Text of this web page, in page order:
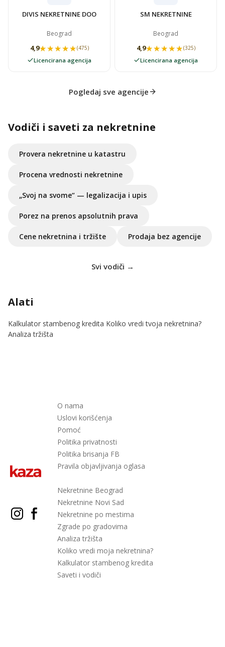
DIVIS NEKRETNINE DOO
Beograd
4,9★★★★★
★★★★★(475)
Licencirana agencija
SM NEKRETNINE
Beograd
4,9★★★★★
★★★★★(325)
Licencirana agencija
Pogledaj sve agencije
Vodiči i saveti za nekretnine
Provera nekretnine u katastru
Procena vrednosti nekretnine
„Svoj na svome“ — legalizacija i upis
Porez na prenos apsolutnih prava
Cene nekretnina i tržište Prodaja bez agencije
Svi vodiči →
Alati
Kalkulator stambenog kredita Koliko vredi tvoja nekretnina?
Analiza tržišta
O nama
Uslovi korišćenja
Pomoć
Politika privatnosti
Politika brisanja FB
Pravila objavljivanja oglasa
Nekretnine Beograd
Nekretnine Novi Sad
Nekretnine po mestima
Zgrade po gradovima
Analiza tržišta
Koliko vredi moja nekretnina?
Kalkulator stambenog kredita
Saveti i vodiči